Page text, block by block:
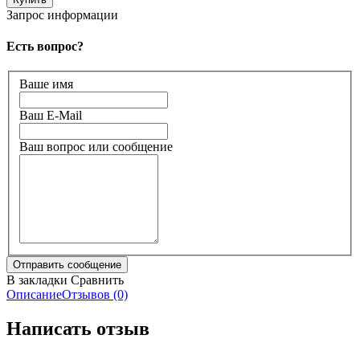
Запрос информации
Есть вопрос?
Ваше имя
Ваш E-Mail
Ваш вопрос или сообщение
В закладки Сравнить
ОписаниеОтзывов (0)
Написать отзыв